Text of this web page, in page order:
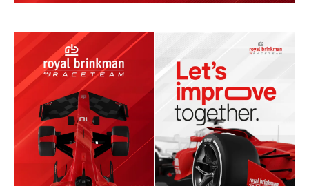
Direct contact
Klaar voor de volgende